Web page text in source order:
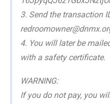
3. Send the transaction
4. You will later be
with a safety certificate.
WARNING:
If you do not pay, you